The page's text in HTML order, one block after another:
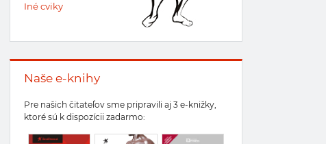
Iné cviky
Naše e-knihy
Pre našich čitateľov sme pripravili aj 3 e-knižky,
ktoré sú k dispozícii zadarmo: